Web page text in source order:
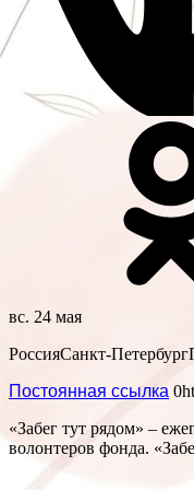
вс. 24 мая
РоссияСанкт-Петербург
Постоянная ссылка 0
«Забег тут рядом» –
волонтеров фонда.